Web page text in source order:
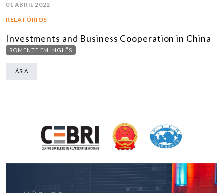
01 ABRIL 2022
RELATÓRIOS
Investments and Business Cooperation in China
SOMENTE EM INGLÊS
ÁSIA